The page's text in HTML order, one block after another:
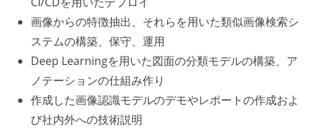
画像からの特徴抽出、それらを用いた類似画像検索シ
ステムの構築、保守、運用
Deep Learningを用いた図面の分類モデルの構築、ア
ノテーションの仕組み作り
作成した画像認識モデルのデモやレポートの作成およ
び社内外への技術説明